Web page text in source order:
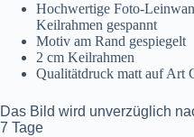
Hochwertige Foto-
Keilrahmen gespannt
Motiv am Rand gespiegelt
2 cm Keilrahmen
Qualitätdruck matt auf Art
Das Bild wird unverzüglich
7 Tage